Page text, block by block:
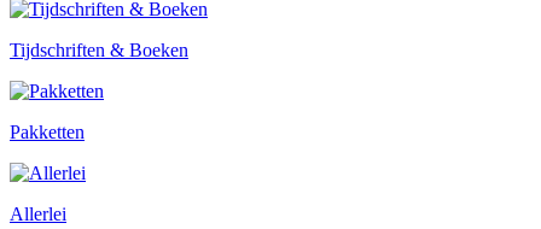
Tijdschriften & Boeken
Pakketten
Allerlei